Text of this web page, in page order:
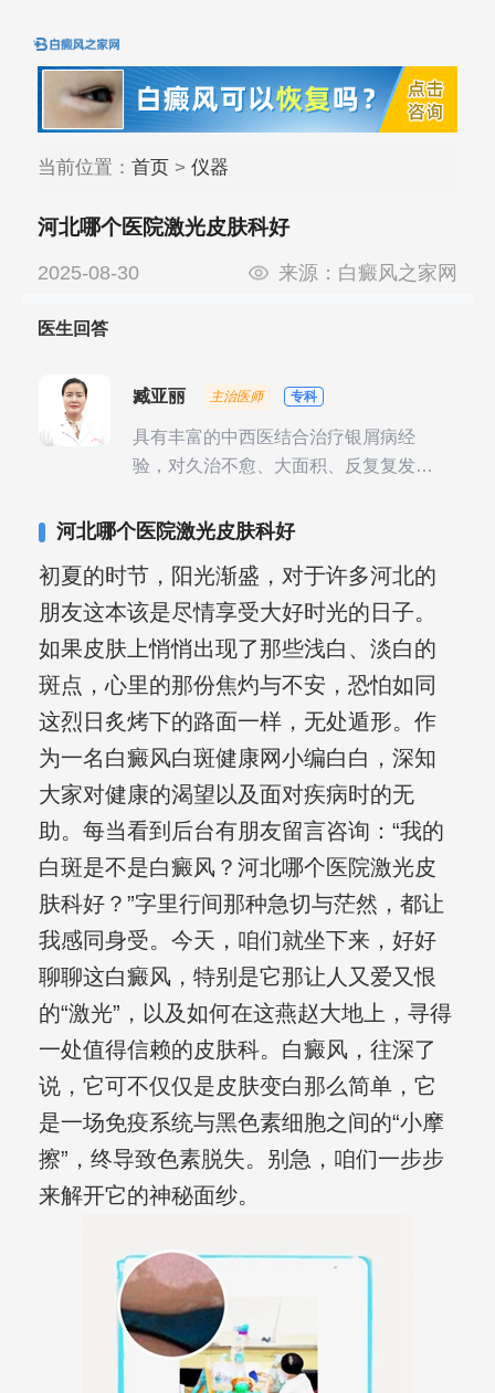
当前位置： 首页> 仪器
河北哪个医院激光皮肤科好
2025-08-30 来源： 白癜风之家网
医生回答
臧亚丽 主治医师 专科
具有丰富的中西医结合治疗银屑病经
验，对久治不愈、大面积、反复复发性
河北哪个医院激光皮肤科好
初夏的时节，阳光渐盛，对于许多河北的
朋友这本该是尽情享受大好时光的日子。
如果皮肤上悄悄出现了那些浅白、淡白的
斑点，心里的那份焦灼与不安，恐怕如同
这烈日炙烤下的路面一样，无处遁形。作
为一名白癜风白斑健康网小编白白，深知
大家对健康的渴望以及面对疾病时的无
助。每当看到后台有朋友留言咨询：“我的
白斑是不是白癜风？河北哪个医院激光皮
肤科好？”字里行间那种急切与茫然，都让
我感同身受。今天，咱们就坐下来，好好
聊聊这白癜风，特别是它那让人又爱又恨
的“激光”，以及如何在这燕赵大地上，寻得
一处值得信赖的皮肤科。白癜风，往深了
说，它可不仅仅是皮肤变白那么简单，它
是一场免疫系统与黑色素细胞之间的“小摩
擦”，终导致色素脱失。别急，咱们一步步
来解开它的神秘面纱。